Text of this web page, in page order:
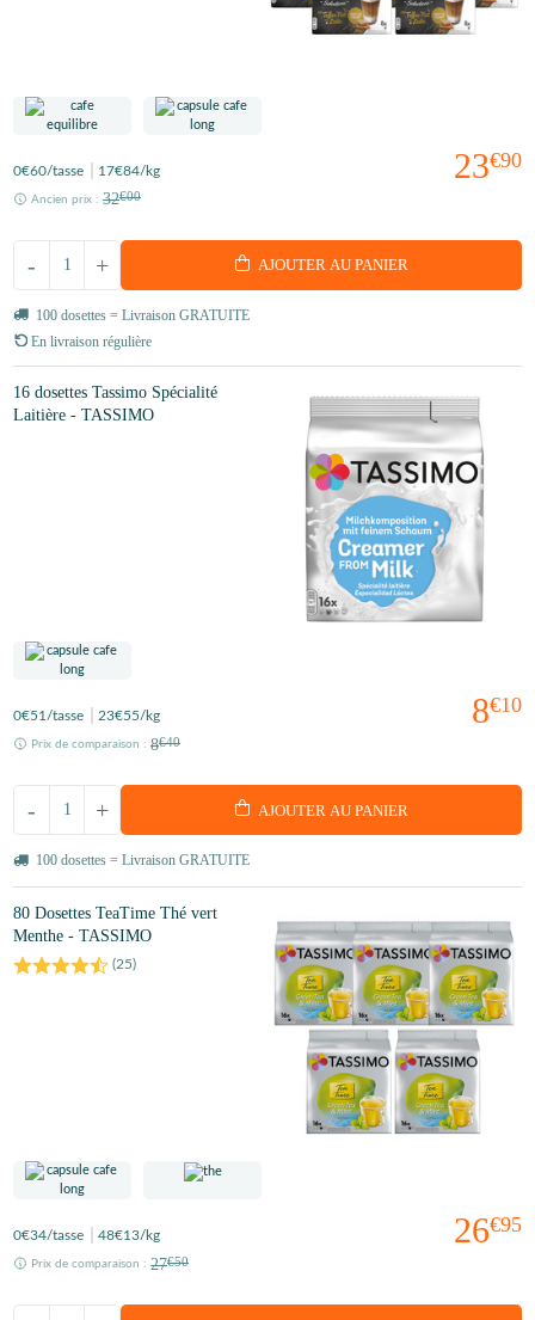
23€90
0€60/tasse 17€84/kg
Ancien prix : 32€00
+
- AJOUTER AU PANIER
100 dosettes = Livraison GRATUITE
En livraison régulière
16 dosettes Tassimo Spécialité
Laitière - TASSIMO
8€10
0€51 /tasse 23€55/kg
Prix de comparaison : 8€40
+
- AJOUTER AU PANIER
100 dosettes = Livraison GRATUITE
80 Dosettes TeaTime Thé vert
Menthe - TASSIMO
(25)
26€95
0€34/tasse 48€13/kg
Prix de comparaison : 27€50